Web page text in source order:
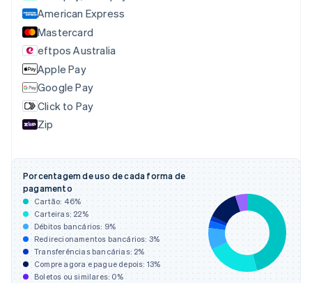
American Express
Mastercard
eftpos Australia
Apple Pay
Google Pay
Click to Pay
Zip
Porcentagem de uso de cada forma de
pagamento
Cartão: 46%
Carteiras: 22%
Débitos bancários: 9%
Redirecionamentos bancários: 3%
Transferências bancárias: 2%
Compre agora e pague depois: 13%
Boletos ou similares: 0%
Canadá
English Français
简体中文English
Chipre
English
Croácia
EnglishItaliano
Dinamarca
Eslováquia
English
Eslovênia
EnglishItaliano
Espanha
Español English
Estados Unidos